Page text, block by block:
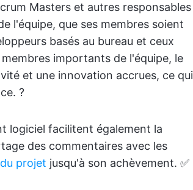
Masters et autres responsables
l'équipe, que ses membres soient
basés au bureau et ceux
importants de l'équipe, le
et une innovation accrues, ce qui
?
logiciel facilitent également la
des commentaires avec les
projet jusqu'à son achèvement. ✅